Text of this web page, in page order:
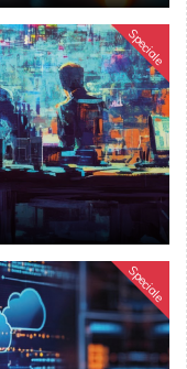
Speciale
Speciale